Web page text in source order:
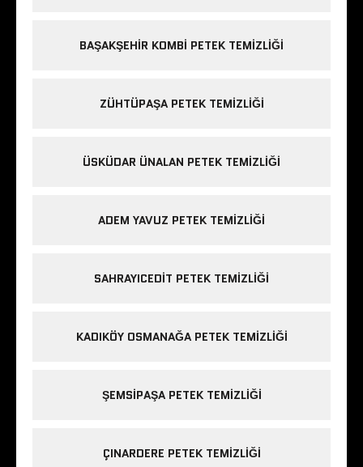
BAŞAKŞEHIR KOMBI PETEK TEMIZLIĞI
ZÜHTÜPAŞA PETEK TEMIZLIĞI
ÜSKÜDAR ÜNALAN PETEK TEMIZLIĞI
ADEM YAVUZ PETEK TEMIZLIĞI
SAHRAYICEDIT PETEK TEMIZLIĞI
KADIKÖY OSMANAĞA PETEK TEMIZLIĞI
ŞEMSIPAŞA PETEK TEMIZLIĞI
ÇINARDERE PETEK TEMIZLIĞI